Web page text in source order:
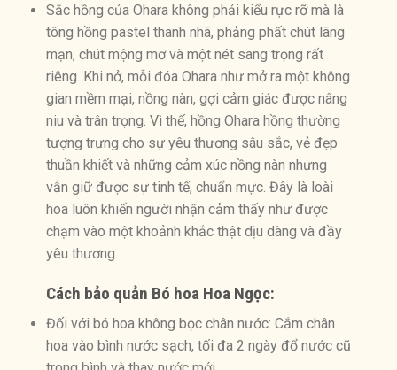
Sắc hồng của Ohara không phải kiểu rực rỡ mà là
tông hồng pastel thanh nhã, phảng phất chút lãng
mạn, chút mộng mơ và một nét sang trọng rất
riêng. Khi nở, mỗi đóa Ohara như mở ra một không
gian mềm mại, nồng nàn, gợi cảm giác được nâng
niu và trân trọng. Vì thế, hồng Ohara hồng thường
tượng trưng cho sự yêu thương sâu sắc, vẻ đẹp
thuần khiết và những cảm xúc nồng nàn nhưng
vẫn giữ được sự tinh tế, chuẩn mực. Đây là loài
hoa luôn khiến người nhận cảm thấy như được
chạm vào một khoảnh khắc thật dịu dàng và đầy
yêu thương.
Cách bảo quản Bó hoa Hoa Ngọc:
Đối với bó hoa không bọc chân nước: Cắm chân
hoa vào bình nước sạch, tối đa 2 ngày đổ nước cũ